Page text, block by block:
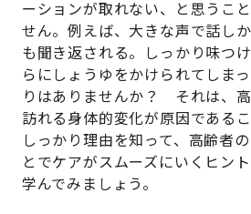
ーションが取れない、と思うこ
せん。例えば、大きな声で話し
も聞き返される。しっかり味つ
らにしょうゆをかけられてしま
りはありませんか？ それは、
訪れる身体的変化が原因であるこ
しっかり理由を知って、高齢者
とでケアがスムーズにいくヒン
学んでみましょう。